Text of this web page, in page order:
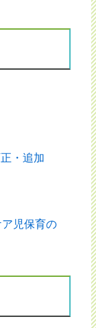
・追加
児保育の